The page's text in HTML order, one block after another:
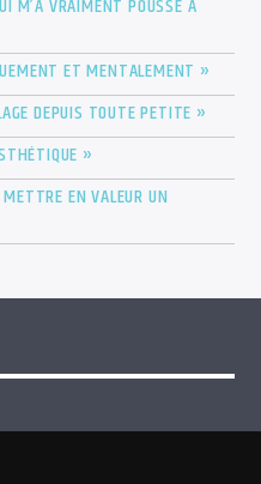
M’A VRAIMENT POUSSÉ À
ET MENTALEMENT »
DEPUIS TOUTE PETITE »
»
EN VALEUR UN